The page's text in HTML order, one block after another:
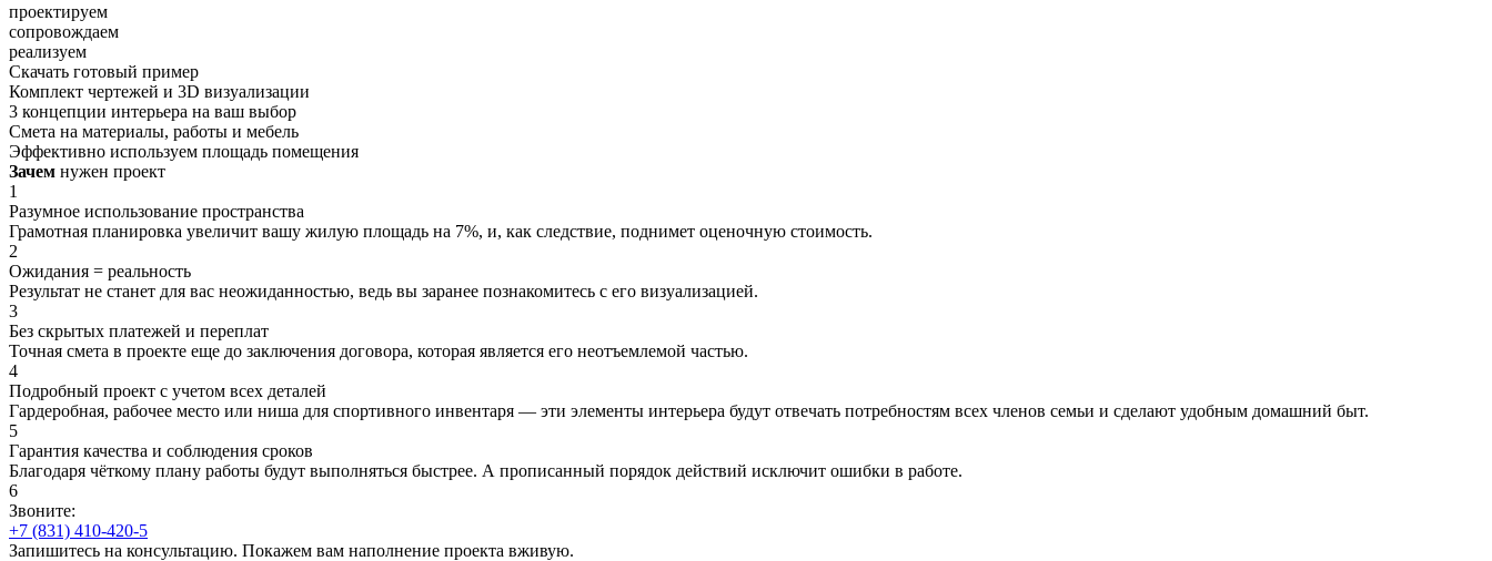
проектируем
сопровождаем
реализуем
Скачать готовый пример
Комплект чертежей и 3D визуализации
3 концепции интерьера на ваш выбор
Смета на материалы, работы и мебель
Эффективно используем площадь помещения
Зачем нужен проект
1
Разумное использование пространства
Грамотная планировка увеличит вашу жилую площадь на 7%, и, как следствие, поднимет оценочную стоимость.
2
Ожидания = реальность
Результат не станет для вас неожиданностью, ведь вы заранее познакомитесь с его визуализацией.
3
Без скрытых платежей и переплат
Точная смета в проекте еще до заключения договора, которая является его неотъемлемой частью.
4
Подробный проект с учетом всех деталей
Гардеробная, рабочее место или ниша для спортивного инвентаря — эти элементы интерьера будут отвечать потребностям всех членов семьи и сделают удобным домашний быт.
5
Гарантия качества и соблюдения сроков
Благодаря чёткому плану работы будут выполняться быстрее. А прописанный порядок действий исключит ошибки в работе.
6
Звоните:
+7 (831) 410-420-5
Запишитесь на консультацию. Покажем вам наполнение проекта вживую.